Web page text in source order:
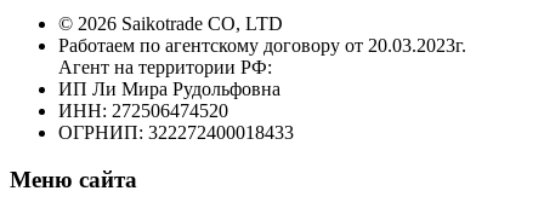
© 2026 Saikotrade CO, LTD
Работаем по агентскому договору от 20.03.2023г.
Агент на территории РФ:
ИП Ли Мира Рудольфовна
ИНН: 272506474520
ОГРНИП: 322272400018433
Меню сайта